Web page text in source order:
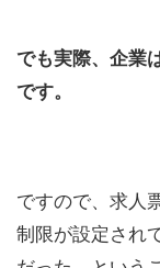
でも実際、企業
です。
ですので、求人
制限が設定され